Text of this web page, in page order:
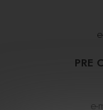
PRE
e-